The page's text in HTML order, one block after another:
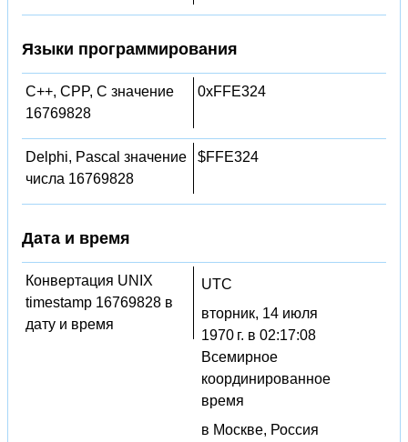
Языки программирования
C++, CPP, C значение
16769828
0xFFE324
Delphi, Pascal значение
числа 16769828
$FFE324
Дата и время
Конвертация UNIX
timestamp 16769828 в
дату и время
UTC
вторник, 14 июля
1970 г. в 02:17:08
Всемирное
координированное
время
в Москве, Россия